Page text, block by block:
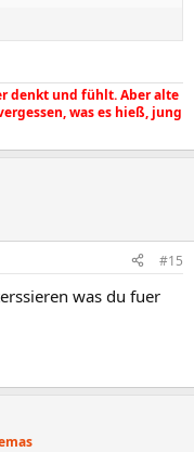
denkt und fühlt. Aber alte
was es hieß, jung
#15
was du fuer